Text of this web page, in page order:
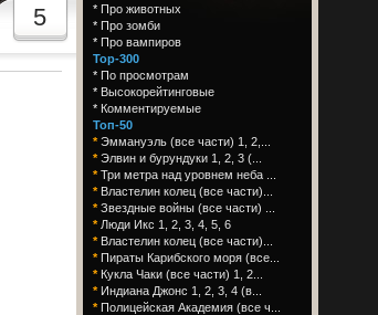
5
*Про животных
*Про зомби
*Про вампиров
Top-300
*По просмотрам
* Высокорейтинговые
* Комментируемые
Топ-50
* Эммануэль (все части) 1, 2,...
* Элвин и бурундуки 1, 2, 3 (...
* Три метра над уровнем неба ...
* Властелин колец (все части)...
* Звездные войны (все части) ...
* Люди Икс 1, 2, 3, 4, 5, 6
* Властелин колец (все части)...
* Пираты Карибского моря (все...
* Кукла Чаки (все части) 1, 2...
* Индиана Джонс 1, 2, 3, 4 (в...
* Полицейская Академия (все ч...